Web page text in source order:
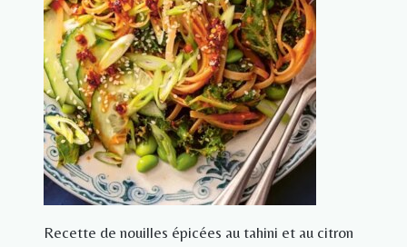
Recette de nouilles épicées au tahini et au citron